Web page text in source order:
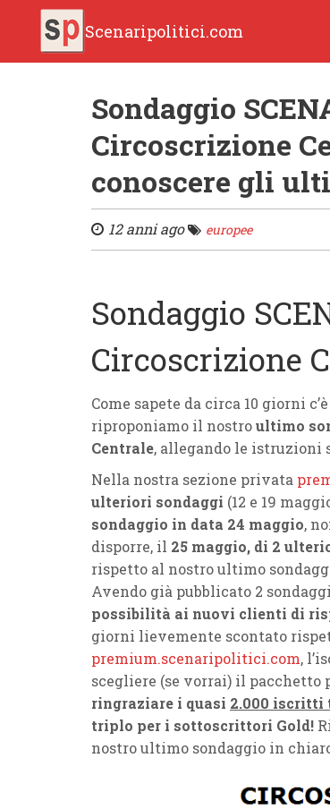
Scenaripolitici.com
Sondaggio
Circoscrizione
conoscere gli
12 anni ago europee
Sondaggio
Circoscrizione
Come sapete da circa 10 giorni
riproponiamo il nostroultimo
Centrale, allegando le istruzioni
Nella nostra sezione privata
ulteriori sondaggi (12 e 19
sondaggio in data 24 maggio,
disporre, il 25 maggio, di 2
rispetto al nostro ultimo
Avendo già pubblicato 2
possibilità ai nuovi clienti di
giorni lievemente scontato
premium.scenaripolitici.com,
scegliere (se vorrai) il pacchetto
ringraziare i quasi 2.000 iscritti
triplo per i sottoscrittori Gold!
nostro ultimo sondaggio in